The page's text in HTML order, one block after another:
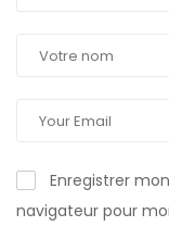
Enregistrer
navigateur pour